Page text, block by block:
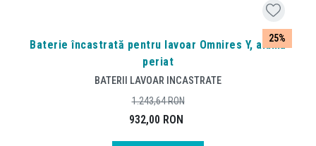
25%
Baterie încastrată pentru lavoar Omnires Y, alamă
periat
BATERII LAVOAR INCASTRATE
932,00 RON
1.243,64RON